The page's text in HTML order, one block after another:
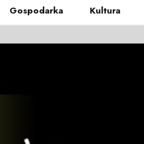
Gospodarka Kultura